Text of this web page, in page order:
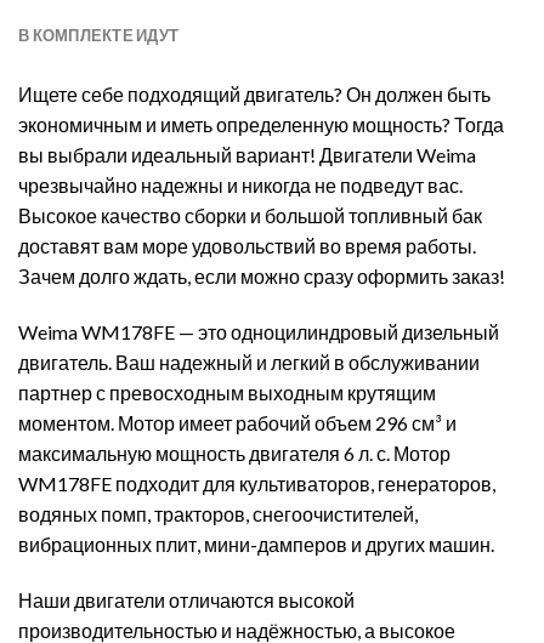
В КОМПЛЕКТЕ ИДУТ
Ищете себе подходящий двигатель? Он должен быть
экономичным и иметь определенную мощность? Тогда
вы выбрали идеальный вариант! Двигатели Weima
чрезвычайно надежны и никогда не подведут вас.
Высокое качество сборки и большой топливный бак
доставят вам море удовольствий во время работы.
Зачем долго ждать, если можно сразу оформить заказ!
Weima WM178FE — это одноцилиндровый дизельный
двигатель. Ваш надежный и легкий в обслуживании
партнер с превосходным выходным крутящим
моментом. Мотор имеет рабочий объем 296 см³ и
максимальную мощность двигателя 6 л. с. Мотор
WM178FE подходит для культиваторов, генераторов,
водяных помп, тракторов, снегоочистителей,
вибрационных плит, мини-дамперов и других машин.
Наши двигатели отличаются высокой
производительностью и надёжностью, а высокое